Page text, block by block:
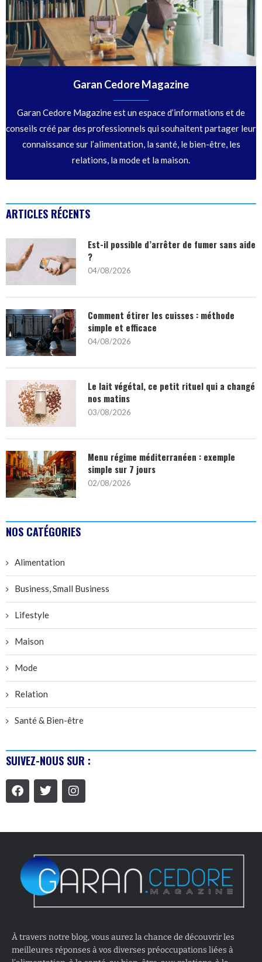
Garan Cedore Magazine
Garan Cedore Magazine est un espace d’informations et de
conseils créé par des professionnels qui souhaitent partager leur
connaissance sur l’alimentation, la santé, le bien-être, les
relations, la mode et la maison.
ARTICLES RÉCENTS
Est-il possible d’arrêter de fumer sans aide
?
04/08/2026
Comment étirer les cuisses : méthode
simple et efficace
04/08/2026
Le lait végétal, ce petit rituel qui a changé
nos matins
03/08/2026
Menu régime méditerranéen : exemple
simple sur 7 jours
02/08/2026
NOS CATÉGORIES
Alimentation
Business, Small Business
Lifestyle
Maison
Mode
Relation
Santé & Bien-être
SUIVEZ-NOUS SUR :
À travers notre blog, vous aurez la chance de découvrir les
meilleures réponses à vos diverses préoccupations liées à